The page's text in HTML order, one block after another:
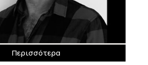
Νικόλας Μπράβος
Περισσότερα